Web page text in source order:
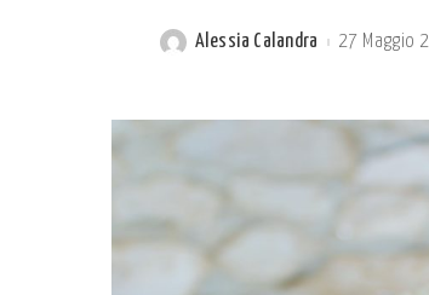
PostedAlessia Calandra 27 Maggio